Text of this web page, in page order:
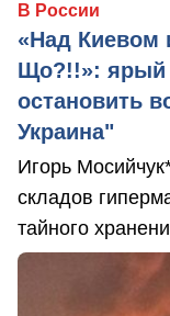
В России
«Над Киевом
Що?!!»: ярый
остановить
Украина"
Игорь
складов
тайного